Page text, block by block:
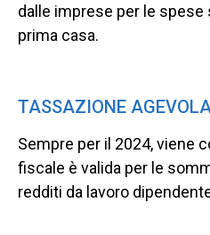
dalle imprese per le
prima casa.
TASSAZIONE
Sempre per il 2024, viene
fiscale è valida per le
redditi da lavoro